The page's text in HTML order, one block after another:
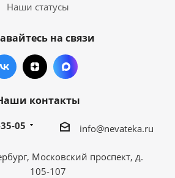
Наши статусы
на связи
контакты
05 info@nevateka.ru
Московский проспект, д.
105-107